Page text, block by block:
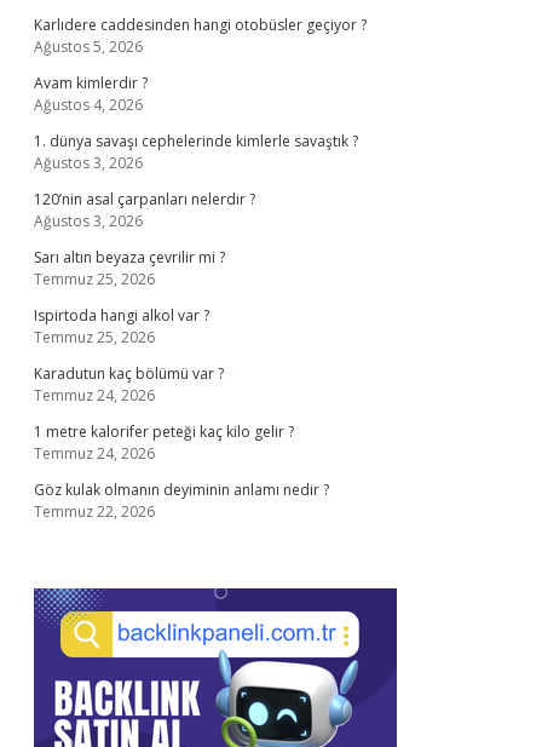
Karlıdere caddesinden hangi otobüsler geçiyor ?
Ağustos 5, 2026
Avam kimlerdir ?
Ağustos 4, 2026
1. dünya savaşı cephelerinde kimlerle savaştık ?
Ağustos 3, 2026
120’nin asal çarpanları nelerdir ?
Ağustos 3, 2026
Sarı altın beyaza çevrilir mi ?
Temmuz 25, 2026
Ispirtoda hangi alkol var ?
Temmuz 25, 2026
Karadutun kaç bölümü var ?
Temmuz 24, 2026
1 metre kalorifer peteği kaç kilo gelir ?
Temmuz 24, 2026
Göz kulak olmanın deyiminin anlamı nedir ?
Temmuz 22, 2026